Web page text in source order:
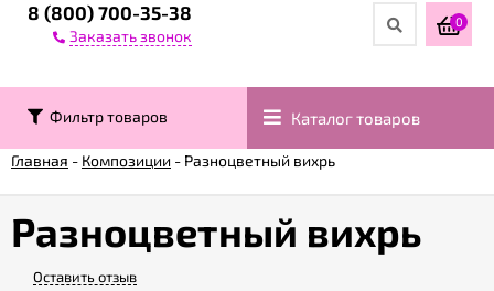
Контакты
Гарантии
8 (800) 700-35-38
Заказать звонок
0
Фильтр товаров Каталог товаров
Главная - Композиции - Разноцветный вихрь
Разноцветный вихрь
Оставить отзыв